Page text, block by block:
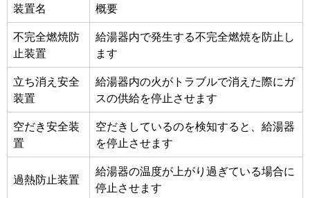
装置名 概要
不完全燃焼防
止装置
給湯器内で発生する不完全燃焼を防止し
ます
立ち消え安全
装置
給湯器内の火がトラブルで消えた際にガ
スの供給を停止させます
空だき安全装
置
空だきしているのを検知すると、給湯器
を停止させます
過熱防止装置
給湯器の温度が上がり過ぎている場合に
停止させます